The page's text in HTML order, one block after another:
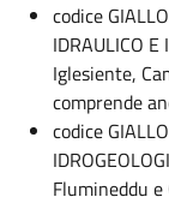
codice
IDRAULICO
Iglesiente,
comprende
codice
Flumineddu e